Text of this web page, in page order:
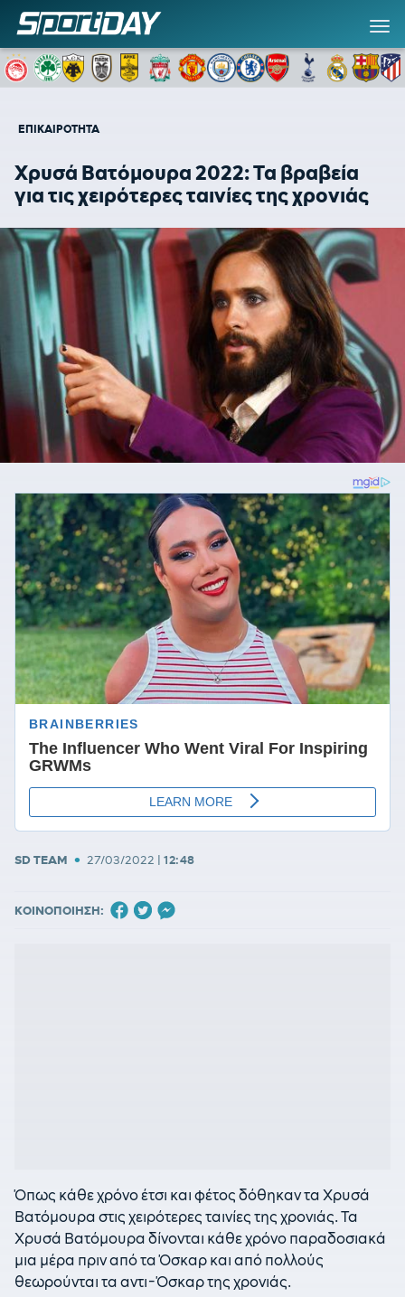
ΕΠΙΚΑΙΡΟΤΗΤΑ
Χρυσά Βατόμουρα 2022: Τα βραβεία
για τις χειρότερες ταινίες της χρονιάς
SD TEAM • 27/03/2022 | 12:48
ΚΟΙΝΟΠΟΙΗΣΗ:
Όπως κάθε χρόνο έτσι και φέτος δόθηκαν τα Χρυσά
Βατόμουρα στις χειρότερες ταινίες της χρονιάς. Τα
Χρυσά Βατόμουρα δίνονται κάθε χρόνο παραδοσιακά
μια μέρα πριν από τα Όσκαρ και από πολλούς
θεωρούνται τα αντι-Όσκαρ της χρονιάς.